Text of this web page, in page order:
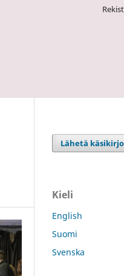
Lähetä
Kieli
English
Suomi
Svenska